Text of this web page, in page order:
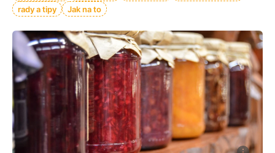
rady a tipy
Jak na to